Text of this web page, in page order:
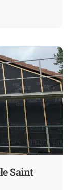
Saint